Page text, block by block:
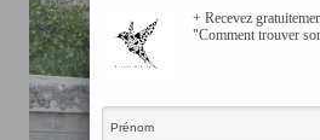
+ Recevez
"Comment trouver